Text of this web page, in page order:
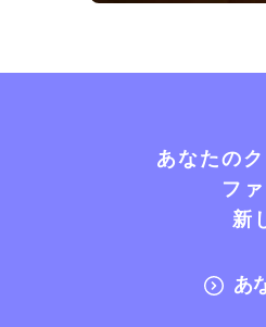
あなたの
フ
新
あ